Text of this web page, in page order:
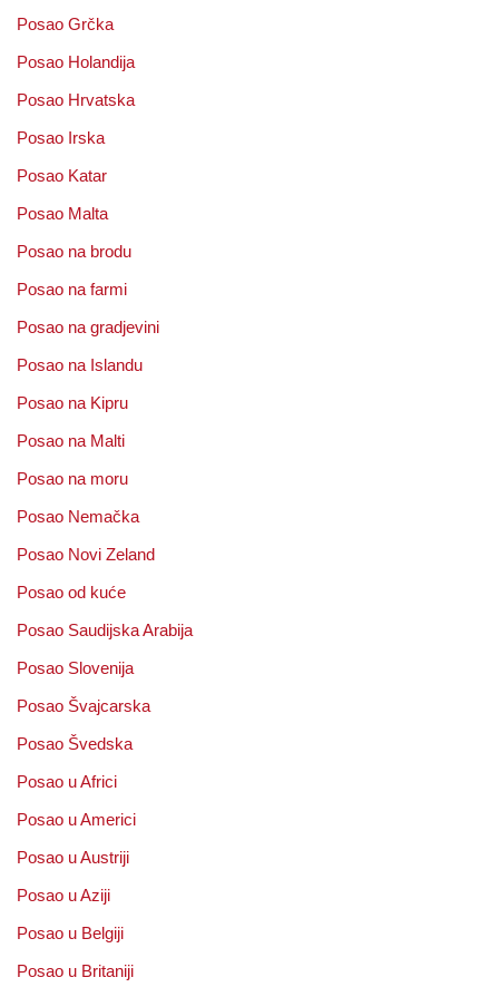
Posao Grčka
Posao Holandija
Posao Hrvatska
Posao Irska
Posao Katar
Posao Malta
Posao na brodu
Posao na farmi
Posao na gradjevini
Posao na Islandu
Posao na Kipru
Posao na Malti
Posao na moru
Posao Nemačka
Posao Novi Zeland
Posao od kuće
Posao Saudijska Arabija
Posao Slovenija
Posao Švajcarska
Posao Švedska
Posao u Africi
Posao u Americi
Posao u Austriji
Posao u Aziji
Posao u Belgiji
Posao u Britaniji